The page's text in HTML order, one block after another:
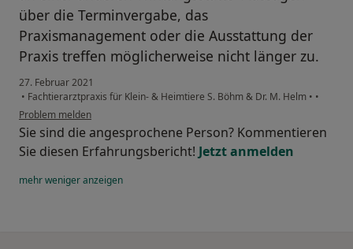
über die Terminvergabe, das
Praxismanagement oder die Ausstattung der
Praxis treffen möglicherweise nicht länger zu.
27. Februar 2021
• Fachtierarztpraxis für Klein- & Heimtiere S. Böhm & Dr. M. Helm • •
Problem melden
Sie sind die angesprochene Person? Kommentieren
Sie diesen Erfahrungsbericht! Jetzt anmelden
mehrwenigeranzeigen